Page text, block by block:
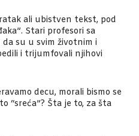
ali ubistven tekst, pod
Stari profesori sa
su u svim životnim i
i trijumfovali njihovi
decu, morali bismo se
“sreća”? Šta je to, za šta